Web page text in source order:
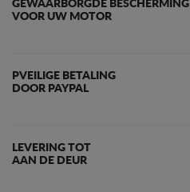
GEWAARBORGDE BESCHERMING
VOOR UW MOTOR
PVEILIGE BETALING
DOOR PAYPAL
LEVERING TOT
AAN DE DEUR